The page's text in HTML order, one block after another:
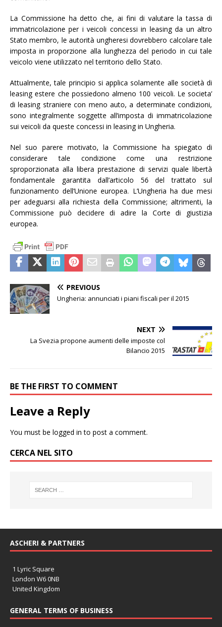
La Commissione ha detto che, ai fini di valutare la tassa di
immatricolazione per i veicoli concessi in leasing da un altro
Stato membro, le autorità ungheresi dovrebbero calcolare tale
imposta in proporzione alla lunghezza del periodo in cui tale
veicolo viene utilizzato nel territorio dello Stato.
Attualmente, tale principio si applica solamente alle società di
leasing estere che possiedono almeno 100 veicoli. Le societa’
di leasing straniere con meno auto, a determinate condizioni,
sono integralmente soggette all’imposta di immatricolazione
sui veicoli da queste concessi in leasing in Ungheria.
Nel suo parere motivato, la Commissione ha spiegato di
considerare tale condizione come una restrizione
sproporzionata alla libera prestazione di servizi quale libertà
fondamentale garantita dall’articolo 56 del trattato sul
funzionamento dell’Unione europea. L’Ungheria ha due mesi
per adeguarsi alla richiesta della Commissione; altrimenti, la
Commissione può decidere di adire la Corte di giustizia
europea.
PREVIOUS
Ungheria: annunciati i piani fiscali per il 2015
NEXT
La Svezia propone aumenti delle imposte col
Bilancio 2015
BE THE FIRST TO COMMENT
Leave a Reply
You must be logged in to post a comment.
CERCA NEL SITO
ASCHERI & PARTNERS
1 Lyric Square
London W6 0NB
United Kingdom
GENERAL TERMS OF BUSINESS